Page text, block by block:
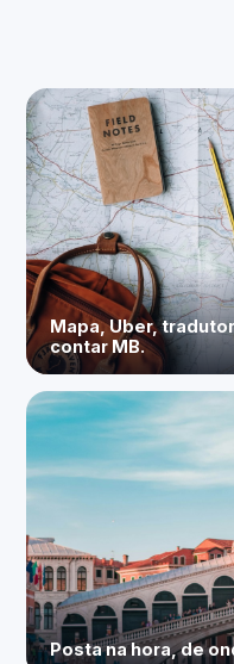
Mapa, Uber,
contar MB.
Posta na hora, de